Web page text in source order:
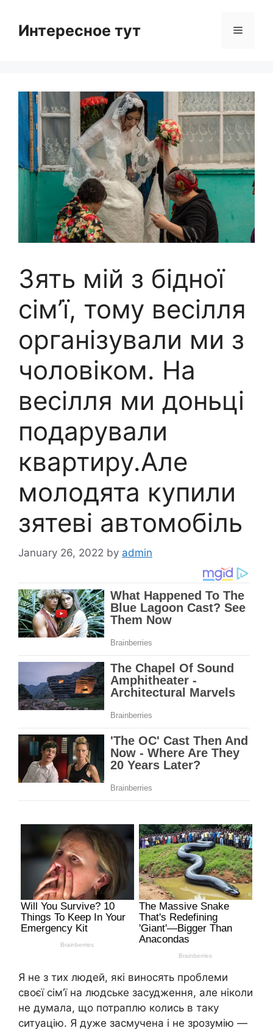
contentИнтересное тут Menu
Зять мій з бідної
сім’ї, тому весілля
організували ми з
чоловіком. На
весілля ми доньці
подарували
квартиру.Але
молодята купили
зятеві автомобіль
January 26, 2022 by admin
Я не з тих людей, які виносять проблеми
своєї сім’ї на людське засудження, але ніколи
не думала, що потраплю колись в таку
ситуацію. Я дуже засмучена і не зрозумію —